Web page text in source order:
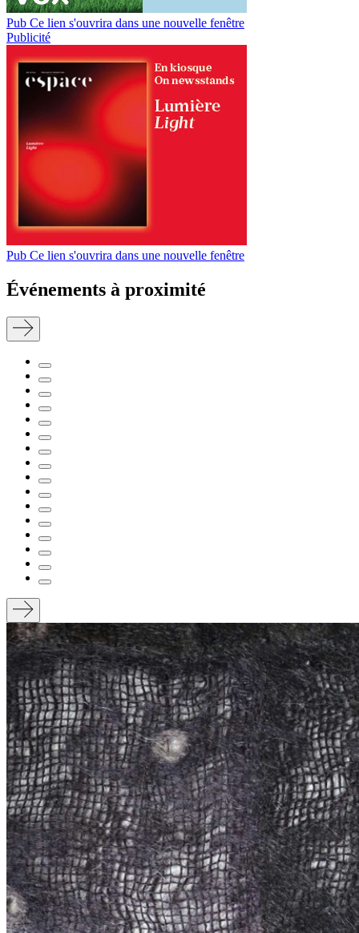
Pub Ce lien s'ouvrira dans une nouvelle fenêtre
Publicité
Pub Ce lien s'ouvrira dans une nouvelle fenêtre
Événements à proximité